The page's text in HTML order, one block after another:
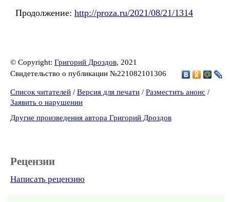
Продолжение: http://proza.ru/2021/08/21/1314
© Copyright: Григорий Дроздов, 2021
Свидетельство о публикации №221082101306
Список читателей / Версия для печати / Разместить анонс /
Заявить о нарушении
Другие произведения автора Григорий Дроздов
Рецензии
Написать рецензию